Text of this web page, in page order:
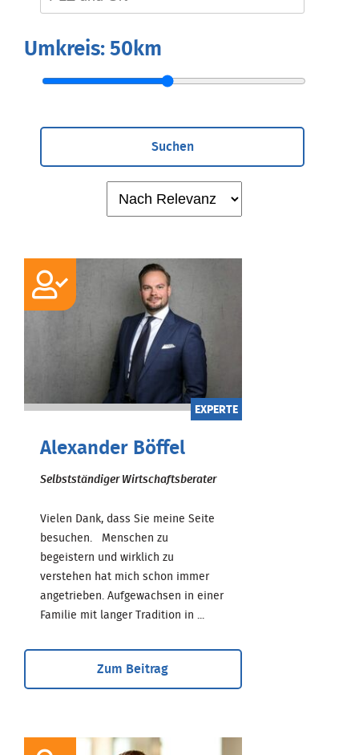
Umkreis: 50km
Suchen
EXPERTE
Alexander Böffel
Selbstständiger Wirtschaftsberater
Vielen Dank, dass Sie meine Seite
besuchen. Menschen zu
begeistern und wirklich zu
verstehen hat mich schon immer
angetrieben. Aufgewachsen in einer
Familie mit langer Tradition in ...
Zum Beitrag